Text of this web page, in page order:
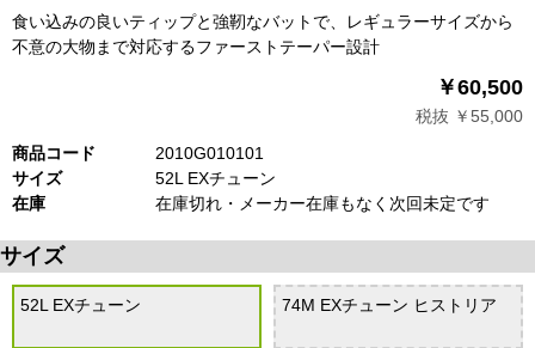
食い込みの良いティップと強靭なバットで、レギュラーサイズから
不意の大物まで対応するファーストテーパー設計
￥60,500
税抜 ￥55,000
商品コード
2010G010101
サイズ
52L EXチューン
在庫
在庫切れ・メーカー在庫もなく次回未定です
サイズ
52L EXチューン 74M EXチューン ヒストリア